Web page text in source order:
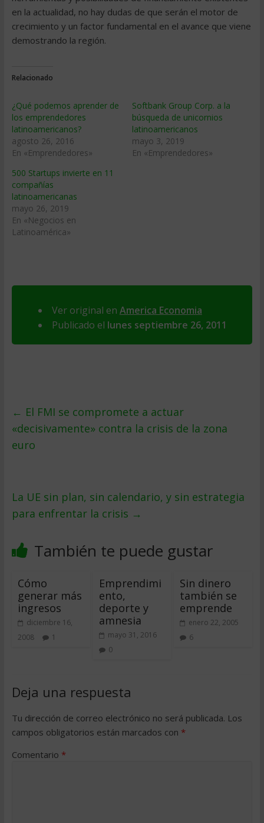
en la actualidad, no hay dudas de que serán el motor de
crecimiento y un factor fundamental en el avance que viene
demostrando la región.
Relacionado
¿Qué podemos aprender de
los emprendedores
latinoamericanos?
agosto 26, 2016
En «Emprendedores»
Softbank Group Corp. a la
búsqueda de unicornios
latinoamericanos
mayo 3, 2019
En «Emprendedores»
500 Startups invierte en 11
compañías
latinoamericanas
mayo 26, 2019
En «Negocios en
Latinoamérica»
Ver original en America Economia
Publicado el lunes septiembre 26, 2011
← El FMI se compromete a actuar
«decisivamente» contra la crisis de la zona
euro
La UE sin plan, sin calendario, y sin estrategia
para enfrentar la crisis →
También te puede gustar
Cómo
generar más
ingresos
diciembre 16,
2008
1
Emprendimi
ento,
deporte y
amnesia
mayo 31, 2016
0
Sin dinero
también se
emprende
enero 22, 2005
6
Deja una respuesta
Tu dirección de correo electrónico no será publicada. Los
campos obligatorios están marcados con *
Comentario *